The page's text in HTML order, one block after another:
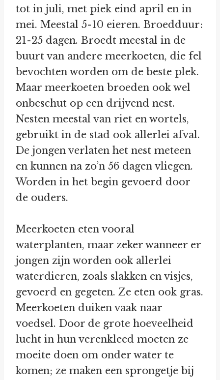
tot in juli, met piek eind april en in
mei. Meestal 5-10 eieren. Broedduur:
21-25 dagen. Broedt meestal in de
buurt van andere meerkoeten, die fel
bevochten worden om de beste plek.
Maar meerkoeten broeden ook wel
onbeschut op een drijvend nest.
Nesten meestal van riet en wortels,
gebruikt in de stad ook allerlei afval.
De jongen verlaten het nest meteen
en kunnen na zo’n 56 dagen vliegen.
Worden in het begin gevoerd door
de ouders.
Meerkoeten eten vooral
waterplanten, maar zeker wanneer er
jongen zijn worden ook allerlei
waterdieren, zoals slakken en visjes,
gevoerd en gegeten. Ze eten ook gras.
Meerkoeten duiken vaak naar
voedsel. Door de grote hoeveelheid
lucht in hun verenkleed moeten ze
moeite doen om onder water te
komen; ze maken een sprongetje bij